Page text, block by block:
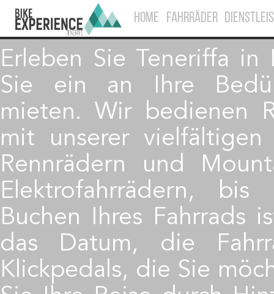
HOME FAHRRÄDER
Erleben Sie Teneriffa
Sie ein an Ihre
mieten. Wir bedienen
mit unserer
Rennrädern und
Elektrofahrrädern,
Buchen Ihres Fahrrads
das Datum, die
Klickpedals, die Sie